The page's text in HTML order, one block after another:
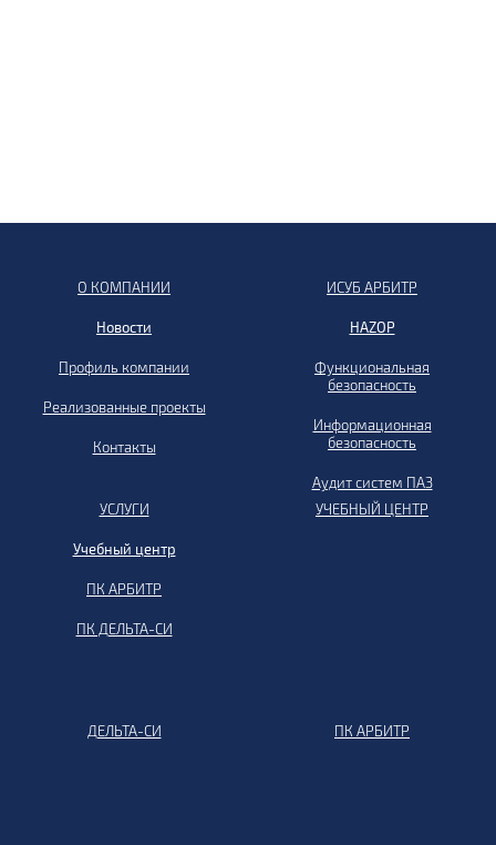
О КОМПАНИИ
Новости
Профиль компании
Реализованные проекты
Контакты
ИСУБ АРБИТР
HAZOP
Функциональная
безопасность
Информационная
безопасность
Аудит систем ПАЗ
УСЛУГИ
Учебный центр
ПК АРБИТР
ПК ДЕЛЬТА-СИ
УЧЕБНЫЙ ЦЕНТР
ДЕЛЬТА-СИ ПК АРБИТР